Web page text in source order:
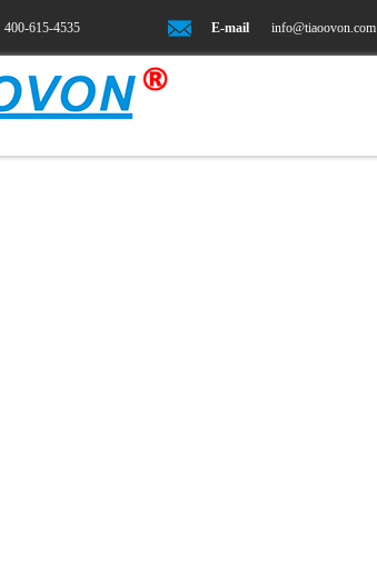
400-615-4535 E-mail info@tiaoovon.com